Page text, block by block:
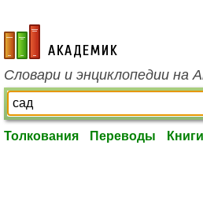
academic.ru
Словари и энциклопедии на
Толкования Переводы Книги